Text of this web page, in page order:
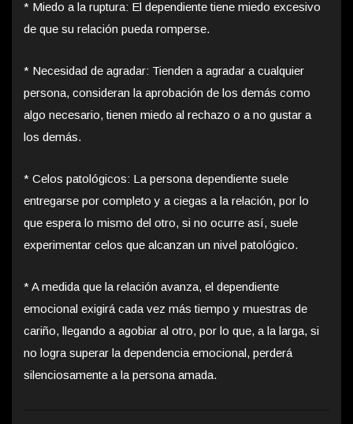
* Miedo a la ruptura: El dependiente tiene miedo excesivo
de que su relación pueda romperse.
* Necesidad de agradar: Tienden a agradar a cualquier
persona, consideran la aprobación de los demás como
algo necesario, tienen miedo al rechazo o a no gustar a
los demás.
* Celos patológicos: La persona dependiente suele
entregarse por completo y a ciegas a la relación, por lo
que espera lo mismo del otro, si no ocurre así, suele
experimentar celos que alcanzan un nivel patológico.
* A medida que la relación avanza, el dependiente
emocional exigirá cada vez más tiempo y muestras de
cariño, llegando a agobiar al otro, por lo que, a la larga, si
no logra superar la dependencia emocional, perderá
silenciosamente a la persona amada.